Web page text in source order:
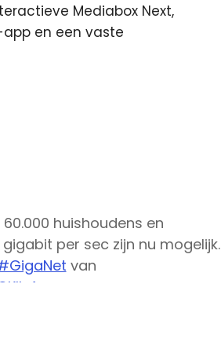
Mediabox Next,
app en een vaste
huishoudens en
per sec zijn nu mogelijk.
van